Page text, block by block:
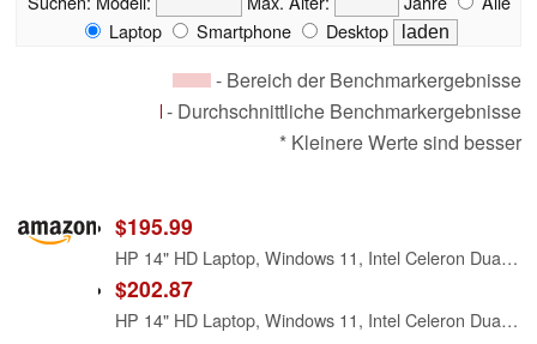
Laptop
Smartphone Desktop
- Bereich der Benchmarkergebnisse
- Durchschnittliche Benchmarkergebnisse
* Kleinere Werte sind besser
$195.99
HP 14" HD Laptop, Windows 11, Intel Celeron Dual-Core Processor Up to 2.60GHz, 4GB RAM, 64GB SSD, Webcam(Renewed)
$202.87
HP 14" HD Laptop, Windows 11, Intel Celeron Dual-Core Processor Up to 2.60GHz, 4GB RAM, 64GB SSD, Webcam, Dale Blue (Renewed)